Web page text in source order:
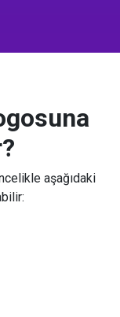
aşağıdaki